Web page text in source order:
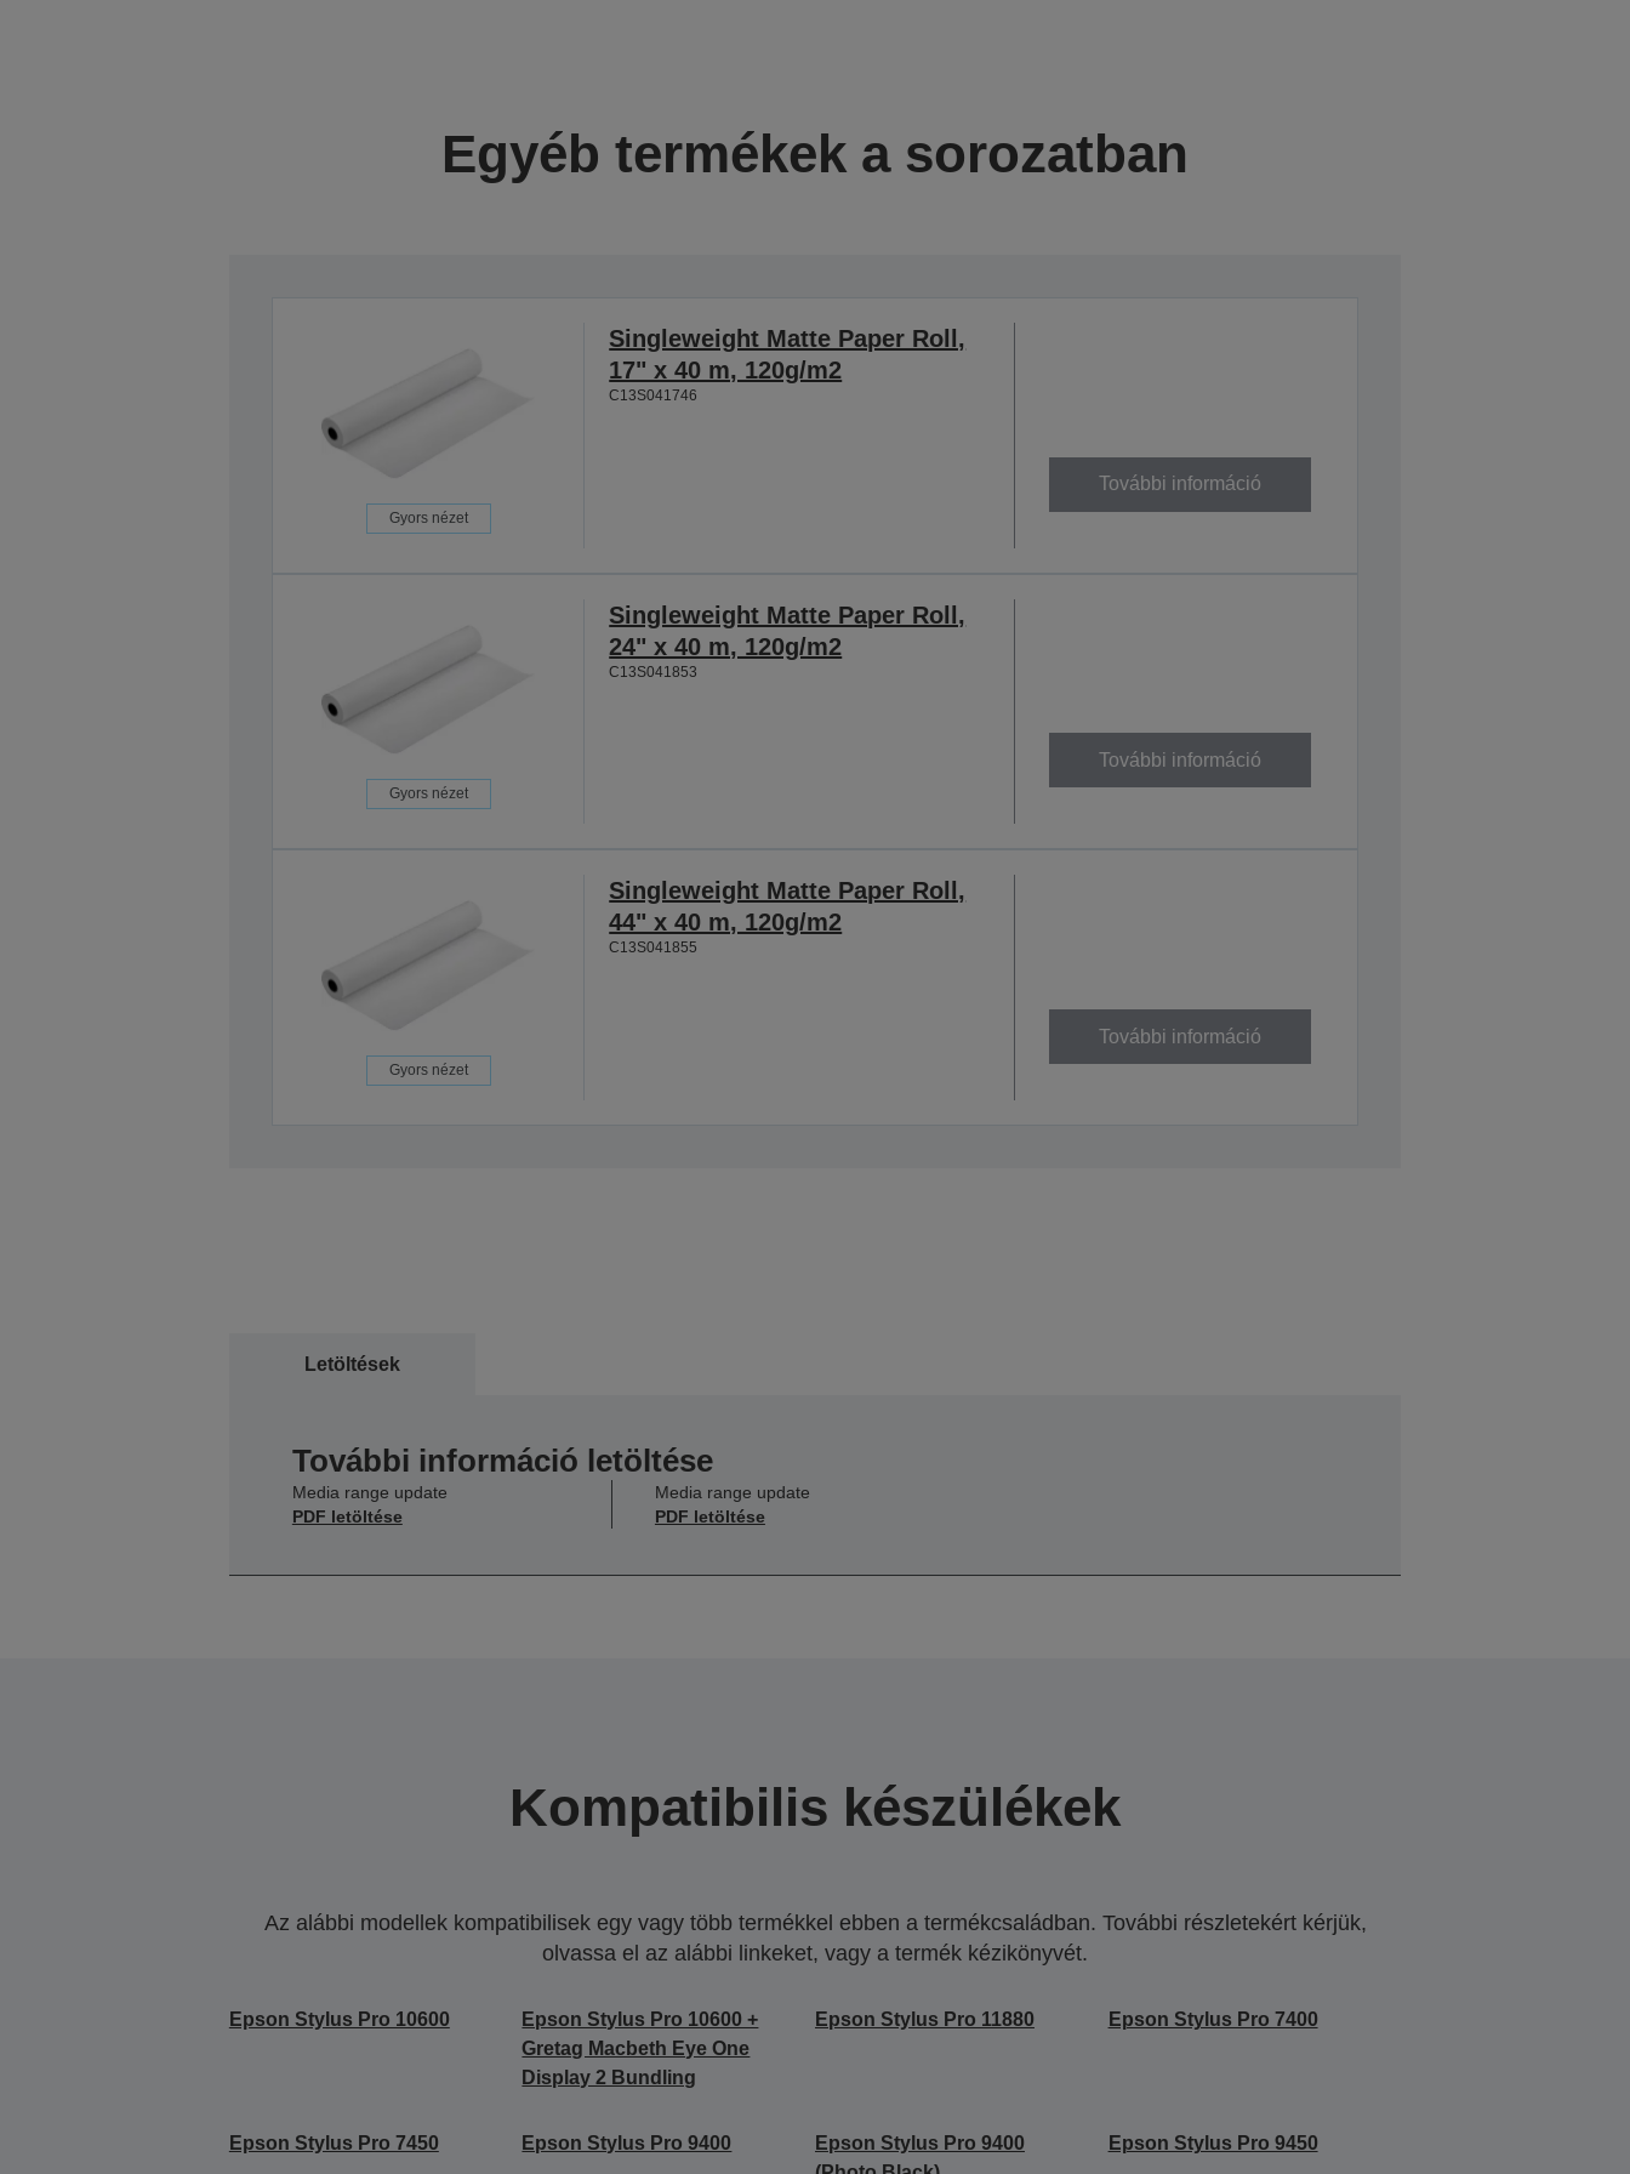
Egyéb termékek a sorozatban
Gyors nézet
Singleweight Matte Paper Roll,
17" x 40 m, 120g/m2
C13S041746
További információ
Gyors nézet
Singleweight Matte Paper Roll,
24" x 40 m, 120g/m2
C13S041853
További információ
Gyors nézet
Singleweight Matte Paper Roll,
44" x 40 m, 120g/m2
C13S041855
További információ
Letöltések
További információ letöltése
Media range update
PDF letöltése
Media range update
PDF letöltése
Kompatibilis készülékek
Az alábbi modellek kompatibilisek egy vagy több termékkel ebben a termékcsaládban. További részletekért kérjük,
olvassa el az alábbi linkeket, vagy a termék kézikönyvét.
Epson Stylus Pro 10600
Epson Stylus Pro 10600 +
Gretag Macbeth Eye One
Display 2 Bundling
Epson Stylus Pro 11880 Epson Stylus Pro 7400
Epson Stylus Pro 7450 Epson Stylus Pro 9400
Epson Stylus Pro 9400
Epson Stylus Pro 9450